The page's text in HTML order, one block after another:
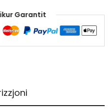
Garantit